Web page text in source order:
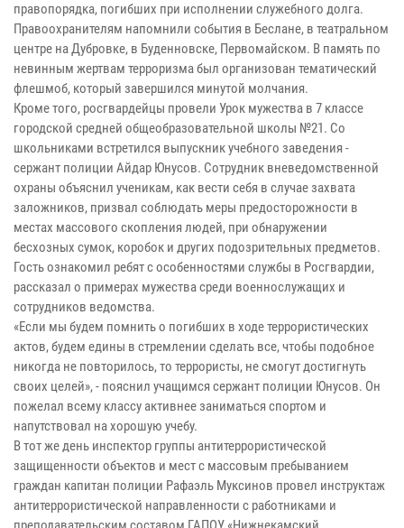
правопорядка, погибших при исполнении служебного долга.
Правоохранителям напомнили события в Беслане, в театральном
центре на Дубровке, в Буденновске, Первомайском. В память по
невинным жертвам терроризма был организован тематический
флешмоб, который завершился минутой молчания.
Кроме того, росгвардейцы провели Урок мужества в 7 классе
городской средней общеобразовательной школы №21. Со
школьниками встретился выпускник учебного заведения -
сержант полиции Айдар Юнусов. Сотрудник вневедомственной
охраны объяснил ученикам, как вести себя в случае захвата
заложников, призвал соблюдать меры предосторожности в
местах массового скопления людей, при обнаружении
бесхозных сумок, коробок и других подозрительных предметов.
Гость ознакомил ребят с особенностями службы в Росгвардии,
рассказал о примерах мужества среди военнослужащих и
сотрудников ведомства.
«Если мы будем помнить о погибших в ходе террористических
актов, будем едины в стремлении сделать все, чтобы подобное
никогда не повторилось, то террористы, не смогут достигнуть
своих целей», - пояснил учащимся сержант полиции Юнусов. Он
пожелал всему классу активнее заниматься спортом и
напутствовал на хорошую учебу.
В тот же день инспектор группы антитеррористической
защищенности объектов и мест с массовым пребыванием
граждан капитан полиции Рафаэль Муксинов провел инструктаж
антитеррористической направленности с работниками и